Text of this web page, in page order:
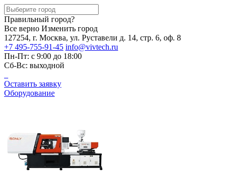
Правильный город?
Все верно Изменить город
127254, г. Москва, ул. Руставели д. 14, стр. 6, оф. 8
+7 495-755-91-45 info@vivtech.ru
Пн-Пт: с 9:00 до 18:00
Сб-Вс: выходной
Оставить заявку
Оборудование